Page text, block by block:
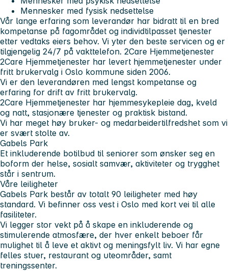
Mennesker med fysisk nedsettelse
Vår lange erfaring som leverandør har bidratt til en bred
kompetanse på fagområdet og individtilpasset tjenester
etter vedtaks eiers behov. Vi yter den beste servicen og er
tilgjengelig 24/7 på vakttelefon. 2Care Hjemmetjenester
2Care Hjemmetjenester har levert hjemmetjenester under
fritt brukervalg i Oslo kommune siden 2006.
Vi er den leverandøren med lengst kompetanse og
erfaring for drift av fritt brukervalg.
2Care Hjemmetjenester har hjemmesykepleie dag, kveld
og natt, stasjonære tjenester og praktisk bistand.
Vi har meget høy bruker- og medarbeidertilfredshet som vi
er svært stolte av.
Gabels Park
Et inkluderende botilbud til seniorer som ønsker seg en
boform der helse, sosialt samvær, aktiviteter og trygghet
står i sentrum.
Våre leiligheter
Gabels Park består av totalt 90 leiligheter med høy
standard. Vi befinner oss vest i Oslo med kort vei til alle
fasiliteter.
Vi legger stor vekt på å skape en inkluderende og
stimulerende atmosfære, der hver enkelt beboer får
mulighet til å leve et aktivt og meningsfylt liv. Vi har egne
felles stuer, restaurant og uteområder, samt
treningssenter.